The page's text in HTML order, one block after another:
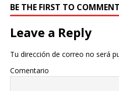
BE THE FIRST TO COMMENT
Leave a Reply
Tu dirección de correo no será
Comentario